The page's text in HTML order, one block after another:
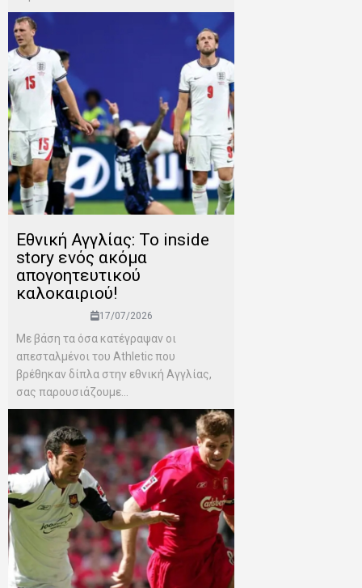
Εθνική Αγγλίας: Το inside
story ενός ακόμα
απογοητευτικού
καλοκαιριού!
17/07/2026
Mε βάση τα όσα κατέγραψαν οι
απεσταλμένοι του Αthletic που
βρέθηκαν δίπλα στην εθνική Αγγλίας,
σας παρουσιάζουμε...